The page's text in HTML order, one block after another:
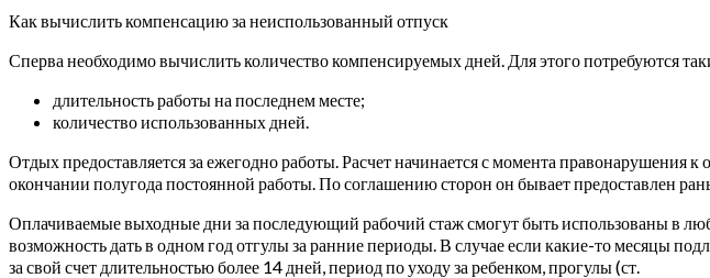
Как вычислить компенсацию за неиспользованный отпуск
Сперва необходимо вычислить количество компенсируемых дней. Для этого потребуются
длительность работы на последнем месте;
количество использованных дней.
Отдых предоставляется за ежегодно работы. Расчет начинается с момента правонарушения
окончании полугода постоянной работы. По соглашению сторон он бывает предоставлен
Оплачиваемые выходные дни за последующий рабочий стаж смогут быть использованы в
возможность дать в одном год отгулы за ранние периоды. В случае если какие-то месяцы
за свой счет длительностью более 14 дней, период по уходу за ребенком, прогулы (ст.